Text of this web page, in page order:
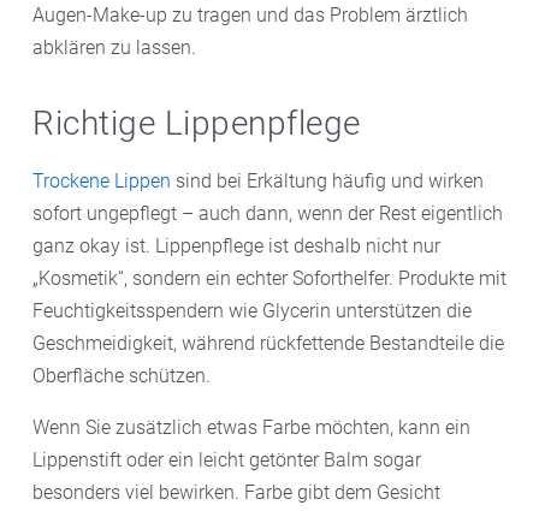
Augen-Make-up zu tragen und das Problem ärztlich
abklären zu lassen.
Richtige Lippenpflege
Trockene Lippen sind bei Erkältung häufig und wirken
sofort ungepflegt – auch dann, wenn der Rest eigentlich
ganz okay ist. Lippenpflege ist deshalb nicht nur
„Kosmetik“, sondern ein echter Soforthelfer. Produkte mit
Feuchtigkeitsspendern wie Glycerin unterstützen die
Geschmeidigkeit, während rückfettende Bestandteile die
Oberfläche schützen.
Wenn Sie zusätzlich etwas Farbe möchten, kann ein
Lippenstift oder ein leicht getönter Balm sogar
besonders viel bewirken. Farbe gibt dem Gesicht